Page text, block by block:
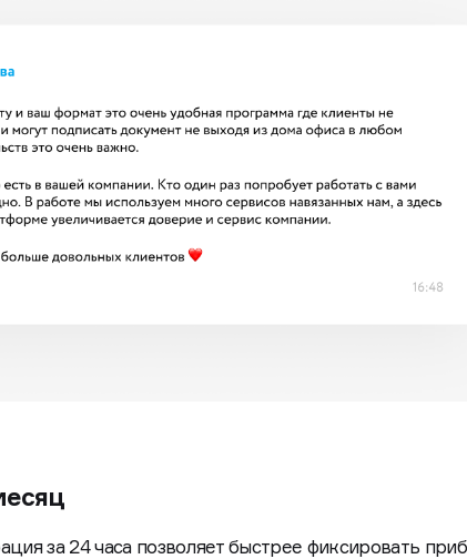
за 24 часа позволяет быстрее фиксировать